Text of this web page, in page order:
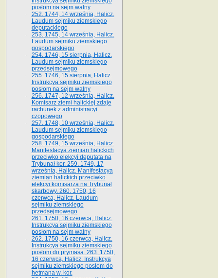
posłom na sejm walny
252. 1744, 14 września, Halicz.
Laudum sejmiku ziemskiego
deputackiego
253. 1745, 14 września, Halicz.
Laudum sejmiku ziemskiego
gospodarskiego
254. 1746, 15 sierpnia, Halicz.
Laudum sejmiku ziemskiego
przedsejmowego
255. 1746, 15 sierpnia, Halicz.
Instrukcya sejmiku ziemskiego
posłom na sejm walny
256. 1747, 12 września, Halicz.
Komisarz ziemi halickiej zdaje
rachunek z administracyi
czopowego
257. 1748, 10 września, Halicz.
Laudum sejmiku ziemskiego
gospodarskiego
258. 1749, 15 września, Halicz.
Manifestacya ziemian halickich
przeciwko elekcyi deputata na
Trybunał kor. 259. 1749, 17
września, Halicz. Manifestacya
ziemian halickich przeciwko
elekcyi komisarza na Trybunał
skarbowy. 260. 1750, 16
czerwca, Halicz. Laudum
sejmiku ziemskiego
przedsejmowego
261. 1750, 16 czerwca, Halicz.
Instrukcya sejmiku ziemskiego
posłom na sejm walny
262. 1750, 16 czerwca, Halicz.
Instrukcya sejmiku ziemskiego
posłom do prymasa. 263. 1750,
16 czerwca, Halicz. Instrukcya
sejmiku ziemskiego posłom do
hetmana w. kor.